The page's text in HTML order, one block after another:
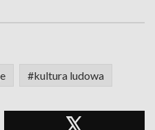
#kultura ludowa